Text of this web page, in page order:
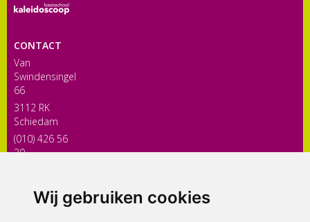
Wij gebruiken cookies
CONTACT
Van
Swindensingel
66
3112 RK
Schiedam
(010) 426 56
30
ONDERDEEL VAN